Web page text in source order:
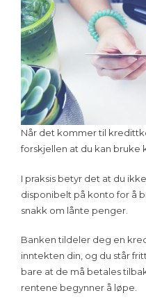
Når det kommer til
forskjellen at du kan bruke
I praksis betyr det at du
disponibelt på konto for å
snakk om lånte penger.
Banken tildeler deg en
inntekten din, og du står
bare at de må betales
rentene begynner å løpe.